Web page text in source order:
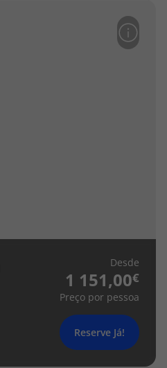
Desde
1 151,00
Preço por pessoa
Reserve Já!